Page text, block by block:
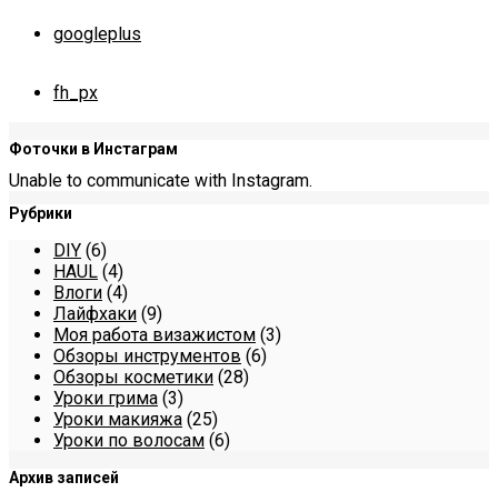
googleplus
fh_px
Фоточки в Инстаграм
Unable to communicate with Instagram.
Рубрики
DIY (6)
HAUL (4)
Влоги (4)
Лайфхаки (9)
Моя работа визажистом (3)
Обзоры инструментов (6)
Обзоры косметики (28)
Уроки грима (3)
Уроки макияжа (25)
Уроки по волосам (6)
Архив записей